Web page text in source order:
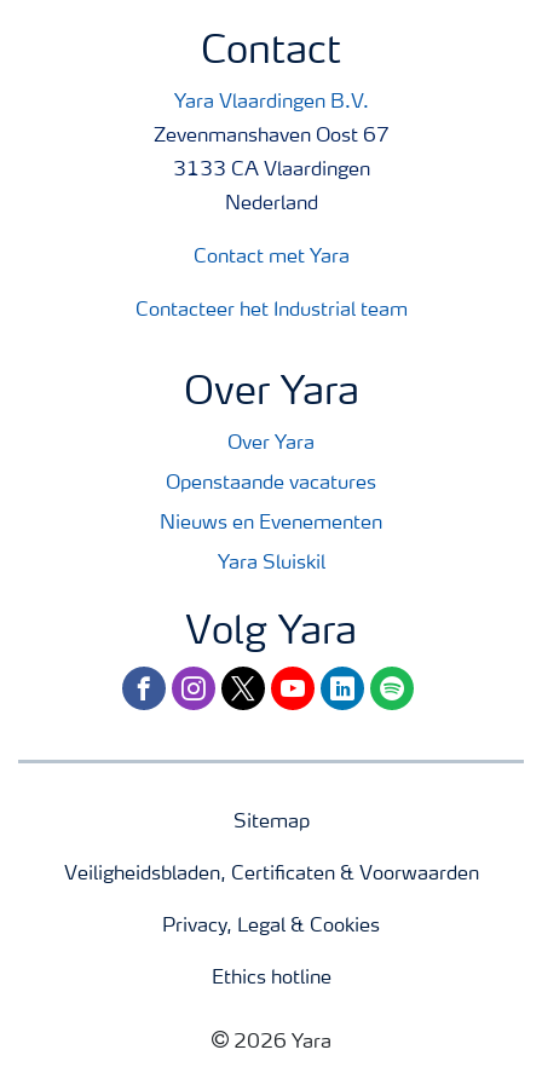
Contact
Yara Vlaardingen B.V.
Zevenmanshaven Oost 67
3133 CA Vlaardingen
Nederland
Contact met Yara
Contacteer het Industrial team
Over Yara
Over Yara
Openstaande vacatures
Nieuws en Evenementen
Yara Sluiskil
Volg Yara
facebookinstagram
twitteryoutubelinkedinspotify
Sitemap
Veiligheidsbladen, Certificaten & Voorwaarden
Privacy, Legal & Cookies
Ethics hotline
2026 Yara